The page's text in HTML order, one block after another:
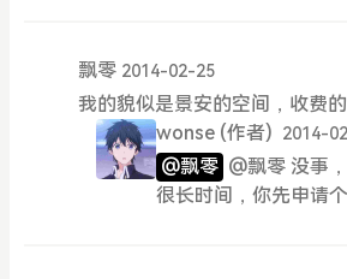
飘零 2014-02-25
我的貌似是景安的空间，收费
wonse (作者) 2014-
@飘零 @飘零 没事
很长时间，你先申请